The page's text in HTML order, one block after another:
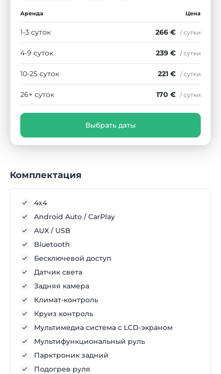
Аренда Цена
1-3 суток 266 € / сутки
4-9 суток 239 € / сутки
10-25 суток 221 € / сутки
26+ суток 170 € / сутки
Выбрать даты
Комплектация
4x4
Android Auto / CarPlay
AUX / USB
Bluetooth
Бесключевой доступ
Датчик света
Задняя камера
Климат-контроль
Круиз контроль
Мультимедиа система с LCD-экраном
Мультифункциональный руль
Парктроник задний
Подогрев руля